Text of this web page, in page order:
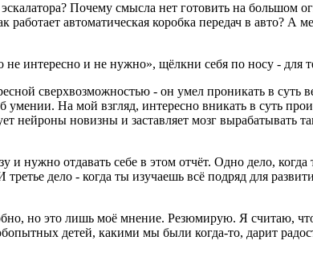
Почему смысла нет готовить на большом
автоматическая коробка передач в авто? А
интересно и не нужно», щёлкни себя по носу - для
сверхвозможностью - он умел проникать в суть
На мой взгляд, интересно вникать в суть
нейроны новизны и заставляет мозг вырабатывать
нужно отдавать себе в этом отчёт. Одно дело,
дело - когда ты изучаешь всё подряд для
но это лишь моё мнение. Резюмирую. Я считаю,
детей, какими мы были когда-то, дарит